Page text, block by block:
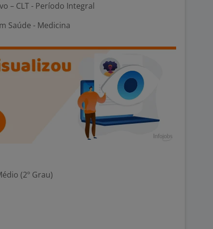
– CLT - Período Integral
Saúde - Medicina
(2º Grau)